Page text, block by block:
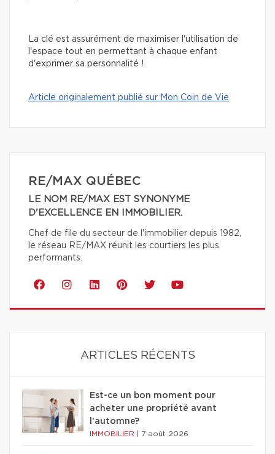
La clé est assurément de maximiser l'utilisation de
l'espace tout en permettant à chaque enfant
d'exprimer sa personnalité !
Article originalement publié sur Mon Coin de Vie
RE/MAX QUÉBEC
LE NOM RE/MAX EST SYNONYME
D'EXCELLENCE EN IMMOBILIER.
Chef de file du secteur de l'immobilier depuis 1982,
le réseau RE/MAX réunit les courtiers les plus
performants.
ARTICLES RÉCENTS
Est-ce un bon moment pour
acheter une propriété avant
l'automne?
IMMOBILIER 7 août 2026